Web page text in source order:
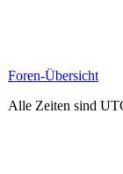
Foren-Übersicht
Alle Zeiten sind